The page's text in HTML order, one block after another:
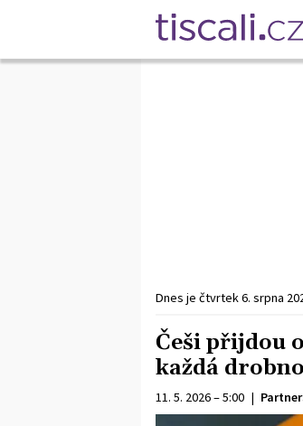
Dnes je čtvrtek6. srpna
Češi přijdou
každá
11. 5. 2026 – 5:00 |